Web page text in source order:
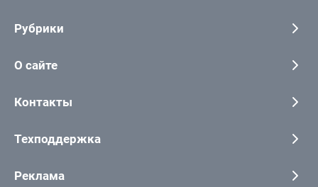
Рубрики
О сайте
Контакты
Техподдержка
Реклама